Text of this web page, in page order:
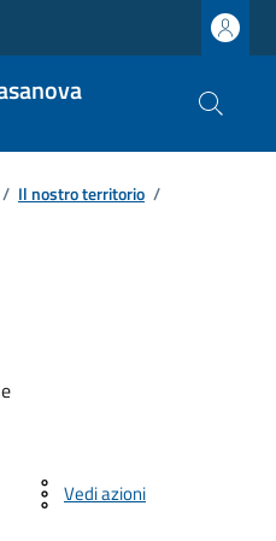
/ Il nostro territorio /
Vedi azioni